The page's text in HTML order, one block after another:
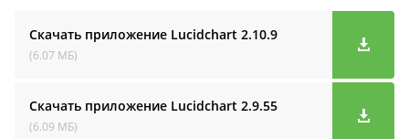
Скачать приложение Lucidchart 2.10.9
(6.07 МБ)
Скачать приложение Lucidchart 2.9.55
(6.09 МБ)